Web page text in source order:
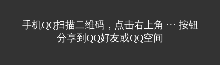
手机QQ扫描二维码，点击右上角 ··· 按钮
分享到QQ好友或QQ空间